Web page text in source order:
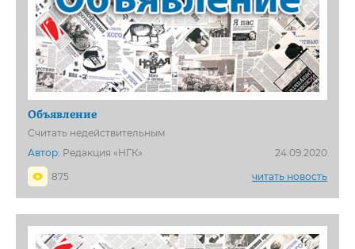
Объявление
Считать недействительным
Автор: Редакция «НГК»
24.09.2020
875
читать новость